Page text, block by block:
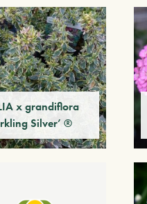
x grandiflora
Silver’ ®